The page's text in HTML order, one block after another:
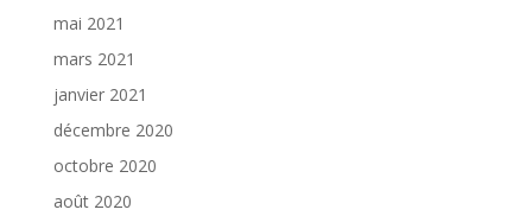
mai 2021
mars 2021
janvier 2021
décembre 2020
octobre 2020
août 2020